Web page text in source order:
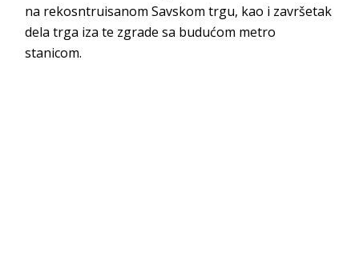
na rekosntruisanom Savskom trgu, kao i završetak
dela trga iza te zgrade sa budućom metro
stanicom.